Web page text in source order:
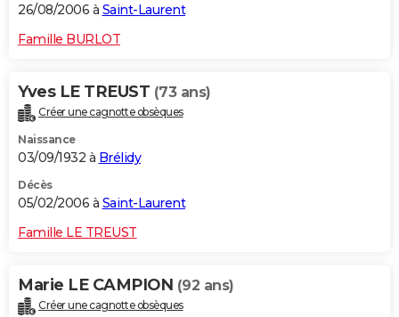
26/08/2006 à Saint-Laurent
Famille BURLOT
Yves LE TREUST (73 ans)
Créer une cagnotte obsèques
Naissance
03/09/1932 à Brélidy
Décès
05/02/2006 à Saint-Laurent
Famille LE TREUST
Marie LE CAMPION (92 ans)
Créer une cagnotte obsèques